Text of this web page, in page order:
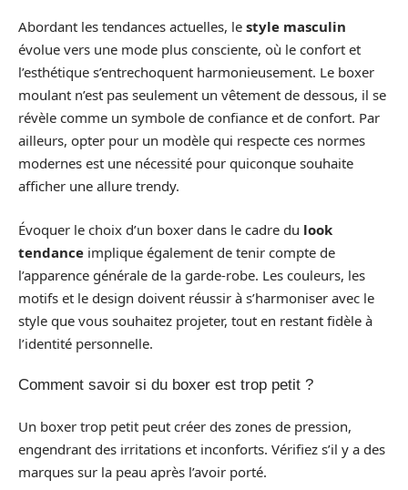
Abordant les tendances actuelles, le style masculin
évolue vers une mode plus consciente, où le confort et
l’esthétique s’entrechoquent harmonieusement. Le boxer
moulant n’est pas seulement un vêtement de dessous, il se
révèle comme un symbole de confiance et de confort. Par
ailleurs, opter pour un modèle qui respecte ces normes
modernes est une nécessité pour quiconque souhaite
afficher une allure trendy.
Évoquer le choix d’un boxer dans le cadre du look
tendance implique également de tenir compte de
l’apparence générale de la garde-robe. Les couleurs, les
motifs et le design doivent réussir à s’harmoniser avec le
style que vous souhaitez projeter, tout en restant fidèle à
l’identité personnelle.
Comment savoir si du boxer est trop petit ?
Un boxer trop petit peut créer des zones de pression,
engendrant des irritations et inconforts. Vérifiez s’il y a des
marques sur la peau après l’avoir porté.